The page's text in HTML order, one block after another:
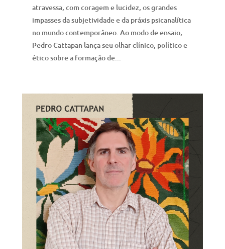
atravessa, com coragem e lucidez, os grandes
impasses da subjetividade e da práxis psicanalítica
no mundo contemporâneo. Ao modo de ensaio,
Pedro Cattapan lança seu olhar clínico, político e
ético sobre a formação de...